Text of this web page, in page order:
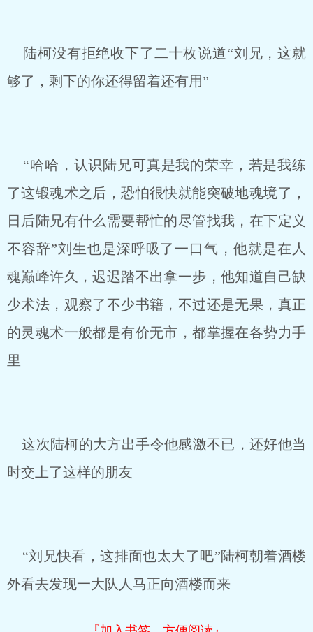
陆柯没有拒绝收下了二十枚说道“刘兄，这就
够了，剩下的你还得留着还有用”
“哈哈，认识陆兄可真是我的荣幸，若是我练
了这锻魂术之后，恐怕很快就能突破地魂境了，
日后陆兄有什么需要帮忙的尽管找我，在下定义
不容辞”刘生也是深呼吸了一口气，他就是在人
魂巅峰许久，迟迟踏不出拿一步，他知道自己缺
少术法，观察了不少书籍，不过还是无果，真正
的灵魂术一般都是有价无市，都掌握在各势力手
里
这次陆柯的大方出手令他感激不已，还好他当
时交上了这样的朋友
“刘兄快看，这排面也太大了吧”陆柯朝着酒楼
外看去发现一大队人马正向酒楼而来